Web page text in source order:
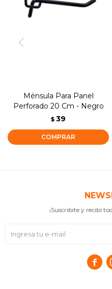
Ménsula Para Panel
Perforado 20 Cm - Negro
$ 39
¡Suscribite y recibí
